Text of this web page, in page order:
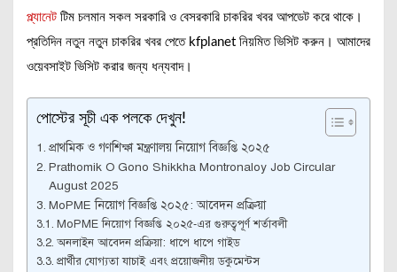
প্ল্যানেট টিম চলমান সকল সরকারি ও বেসরকারি চাকরির খবর আপডেট করে থাকে।
প্রতিদিন নতুন নতুন চাকরির খবর পেতে kfplanet নিয়মিত ভিসিট করুন। আমাদের
ওয়েবসাইট ভিসিট করার জন্য ধন্যবাদ।
পোস্টের সূচী এক পলকে দেখুন!
প্রাথমিক ও গণশিক্ষা মন্ত্রণালয় নিয়োগ বিজ্ঞপ্তি ২০২৫
Prathomik O Gono Shikkha Montronaloy Job Circular
August 2025
MoPME নিয়োগ বিজ্ঞপ্তি ২০২৫: আবেদন প্রক্রিয়া
MoPME নিয়োগ বিজ্ঞপ্তি ২০২৫-এর গুরুত্বপূর্ণ শর্তাবলী
অনলাইন আবেদন প্রক্রিয়া: ধাপে ধাপে গাইড
প্রার্থীর যোগ্যতা যাচাই এবং প্রয়োজনীয় ডকুমেন্টস